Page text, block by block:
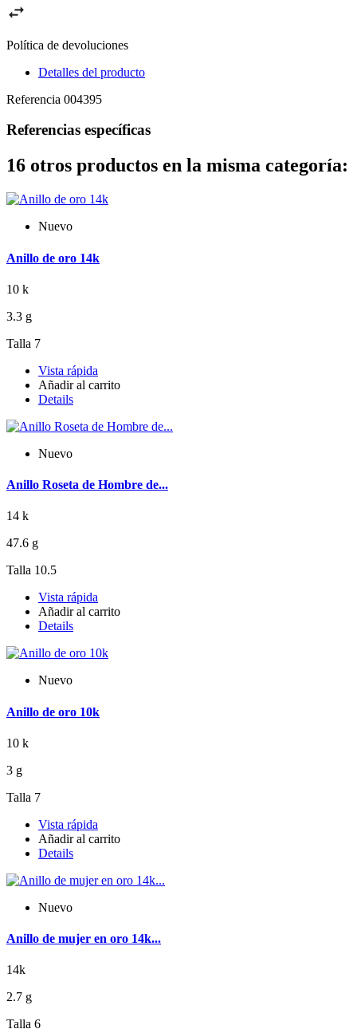
Política de devoluciones
Detalles del producto
Referencia 004395
Referencias específicas
16 otros productos en la misma categoría:
Nuevo
Anillo de oro 14k
10 k
3.3 g
Talla 7
Vista rápida
Añadir al carrito
Details
Nuevo
Anillo Roseta de Hombre de...
14 k
47.6 g
Talla 10.5
Vista rápida
Añadir al carrito
Details
Nuevo
Anillo de oro 10k
10 k
3 g
Talla 7
Vista rápida
Añadir al carrito
Details
Nuevo
Anillo de mujer en oro 14k...
14k
2.7 g
Talla 6